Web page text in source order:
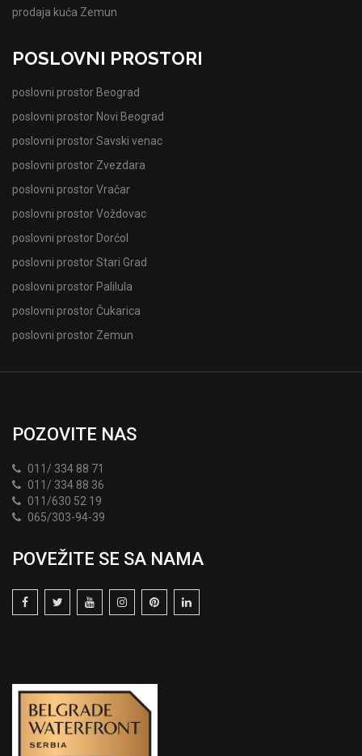
prodaja kuća Zemun
POSLOVNI PROSTORI
poslovni prostor Beograd
poslovni prostor Novi Beograd
poslovni prostor Savski venac
poslovni prostor Zvezdara
poslovni prostor Vračar
poslovni prostor Voždovac
poslovni prostor Dorćol
poslovni prostor Stari Grad
poslovni prostor Palilula
poslovni prostor Čukarica
poslovni prostor Zemun
POZOVITE NAS
011/ 334 88 71
011/ 334 88 36
011/630 52 19
065/303-94-39
POVEŽITE SE SA NAMA